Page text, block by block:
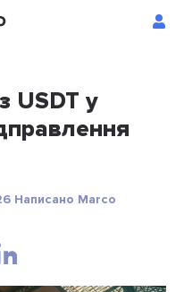
USDT у
Написано Marco